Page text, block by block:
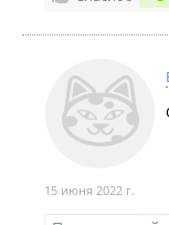
15 июня 2022 г.